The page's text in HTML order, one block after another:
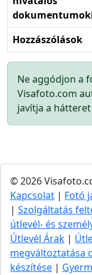
Hozzászólások
Ne aggódjon a
Visafoto.com
javítja a
© 2026
Kapcsolat | Fotó
| Szolgáltatás
útlevél- és
Útlevél Árak |
megváltoztatása
készítése |